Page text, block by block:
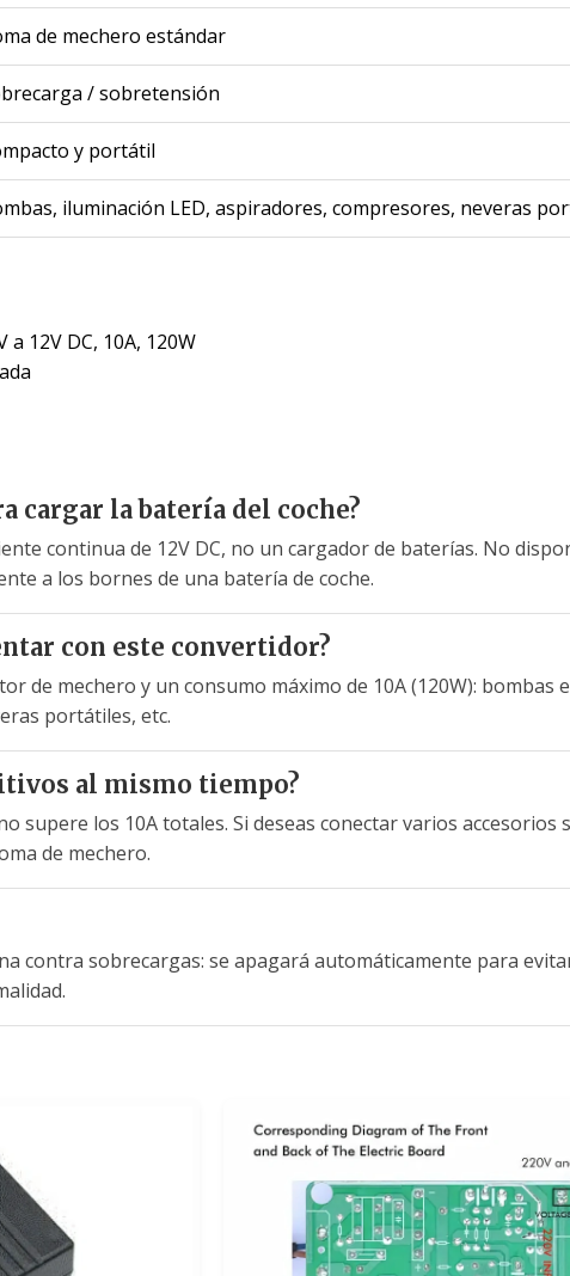
de mechero estándar
/ sobretensión
y portátil
iluminación LED, aspiradores, compresores, neveras
12V DC, 10A, 120W
cargar la batería del coche?
continua de 12V DC, no un cargador de baterías. No
a los bornes de una batería de coche.
con este convertidor?
de mechero y un consumo máximo de 10A (120W): bombas
portátiles, etc.
al mismo tiempo?
supere los 10A totales. Si deseas conectar varios accesorios
de mechero.
contra sobrecargas: se apagará automáticamente para